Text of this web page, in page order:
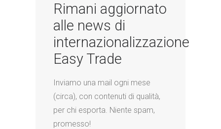
Rimani aggiornato
alle news di
internazionalizzazione
Easy Trade
Inviamo una mail ogni mese
(circa), con contenuti di qualità,
per chi esporta. Niente spam,
promesso!